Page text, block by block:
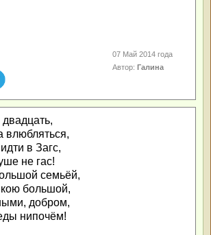
07 Май 2014 года
Автор:Галина
влюбляться,
в Загс,
не гас!
семьёй,
большой,
добром,
нипочём!